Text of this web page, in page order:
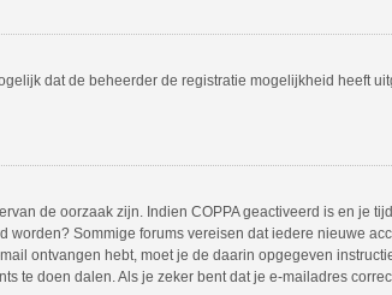
dat de beheerder de registratie mogelijkheid heeft
de oorzaak zijn. Indien COPPA geactiveerd is en je
Sommige forums vereisen dat iedere nieuwe
ontvangen hebt, moet je de daarin opgegeven
te doen dalen. Als je zeker bent dat je e-mailadres